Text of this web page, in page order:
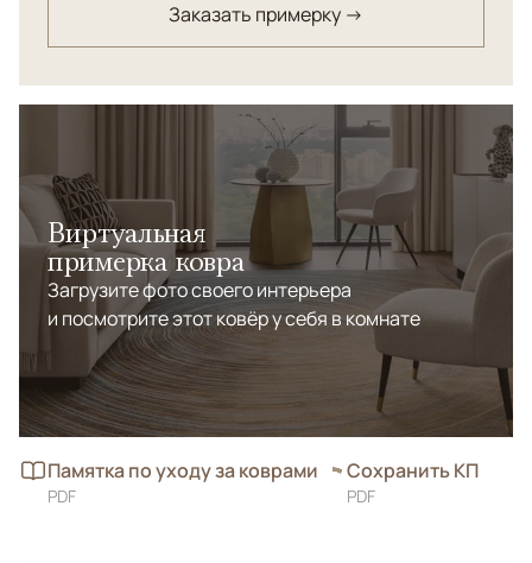
интерьер спальни.Заказать примерку →
Виртуальная
примерка ковра
Загрузите фото своего интерьера
и посмотрите этот ковёр у себя в комнате
Памятка по уходу за коврами
PDF
Сохранить КП
PDF